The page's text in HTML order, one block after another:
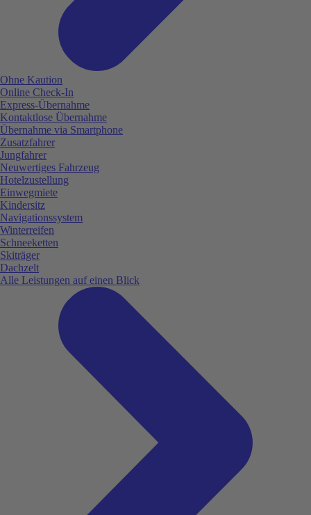
Ohne Kaution
Online Check-In
Express-Übernahme
Kontaktlose Übernahme
Übernahme via Smartphone
Zusatzfahrer
Jungfahrer
Neuwertiges Fahrzeug
Hotelzustellung
Einwegmiete
Kindersitz
Navigationssystem
Winterreifen
Schneeketten
Skiträger
Dachzelt
Alle Leistungen auf einen Blick